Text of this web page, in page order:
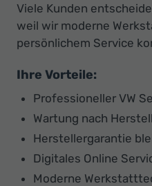
Viele Kunden
weil wir moderne
persönlichem Service
Ihre Vorteile:
Professioneller VW
Wartung nach
Herstellergarantie
Digitales Online
Moderne